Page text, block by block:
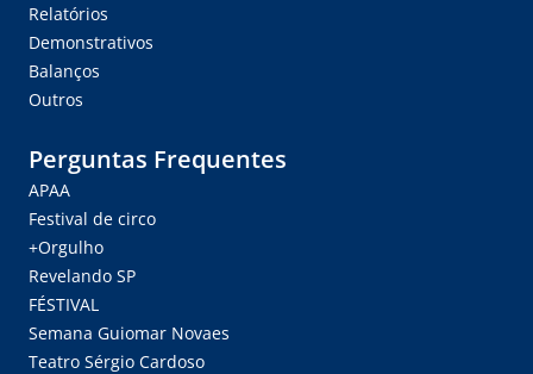
Relatórios
Demonstrativos
Balanços
Outros
Perguntas Frequentes
APAA
Festival de circo
+Orgulho
Revelando SP
FÉSTIVAL
Semana Guiomar Novaes
Teatro Sérgio Cardoso